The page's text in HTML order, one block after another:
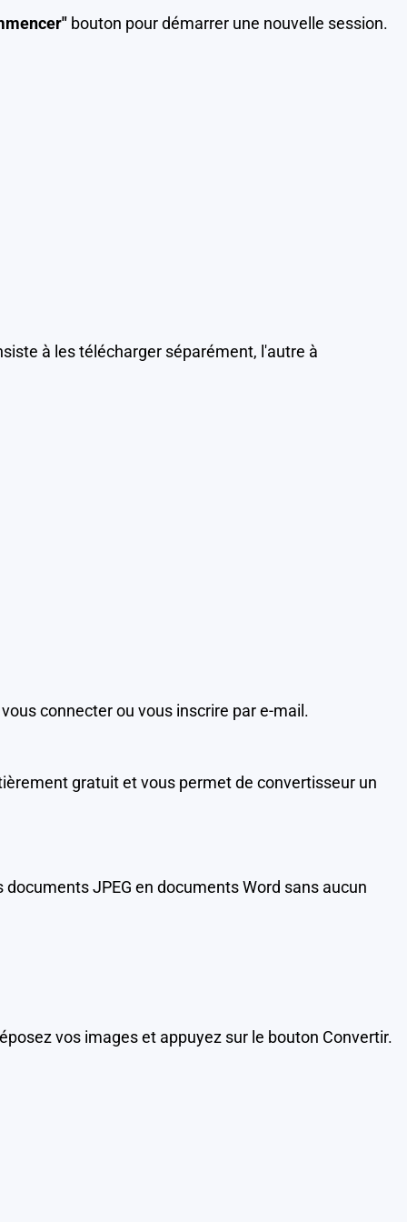
bouton pour démarrer une nouvelle session.
à les télécharger séparément, l'autre à
connecter ou vous inscrire par e-mail.
gratuit et vous permet de convertisseur un
JPEG en documents Word sans aucun
vos images et appuyez sur le bouton Convertir.